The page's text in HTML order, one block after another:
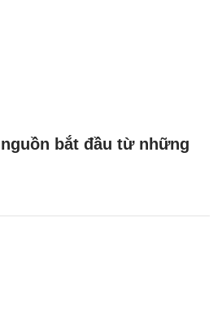
bắt đầu từ những